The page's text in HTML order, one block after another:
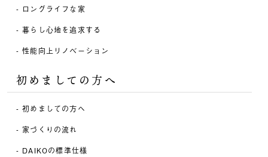
ロングライフな家
暮らし心地を追求する
性能向上リノベーション
初めましての方へ
初めましての方へ
家づくりの流れ
DAIKOの標準仕様